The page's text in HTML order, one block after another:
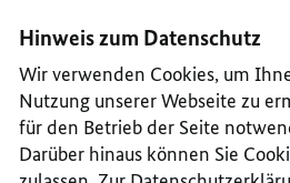
II
III
IV
V
Hinweis zum Datenschutz
Wir verwenden Cookies, um
Nutzung unserer Webseite zu
für den Betrieb der Seite
Darüber hinaus können Sie